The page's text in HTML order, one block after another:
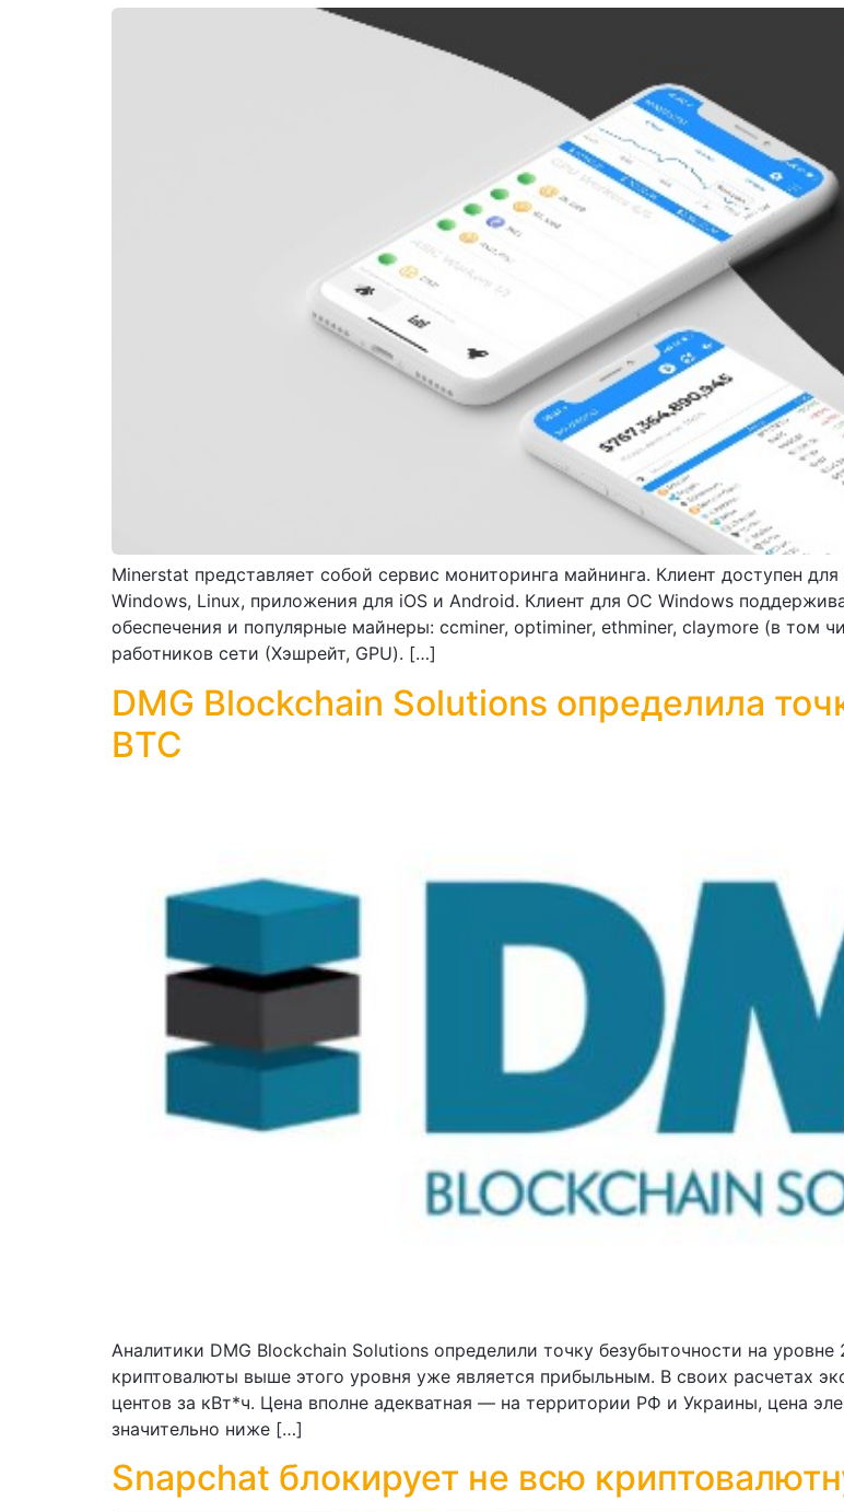
Minerstat представляет собой сервис мониторинга майнинга. Клиент доступен
Windows, Linux, приложения для iOS и Android. Клиент для ОС Windows
обеспечения и популярные майнеры: ccminer, optiminer, ethminer, claymore (в том
работников сети (Хэшрейт, GPU). […]
DMG Blockchain Solutions определила
BTC
Аналитики DMG Blockchain Solutions определили точку безубыточности на
криптовалюты выше этого уровня уже является прибыльным. В своих расчетах
центов за кВт*ч. Цена вполне адекватная — на территории РФ и Украины, цена
значительно ниже […]
Snapchat блокирует не всю